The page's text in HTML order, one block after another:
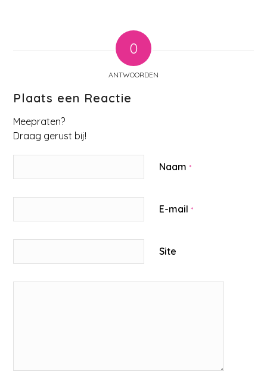
0
ANTWOORDEN
Plaats een Reactie
Meepraten?
Draag gerust bij!
Naam*
E-mail*
Site